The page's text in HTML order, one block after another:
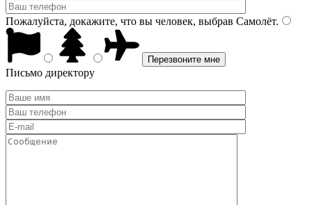
Пожалуйста, докажите, что вы человек, выбрав Самолёт.
Письмо директору